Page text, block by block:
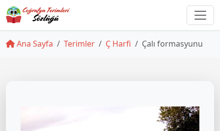
Ana Sayfa Terimler Ç Harfi Çalı formasyunu